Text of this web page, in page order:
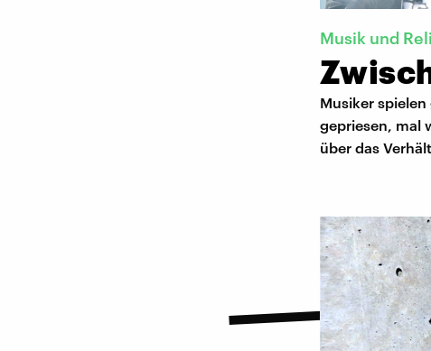
Musik und
Musiker
gepriesen, mal
über das